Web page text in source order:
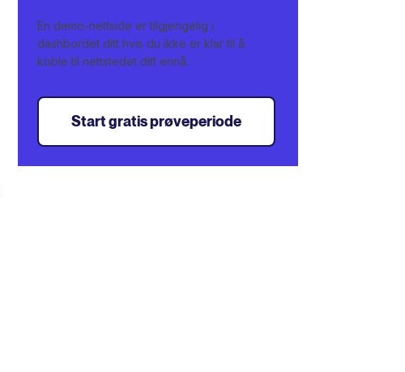
En demo-nettside er tilgjengelig i
dashbordet ditt hvis du ikke er klar til å
koble til nettstedet ditt ennå.
Start gratis prøveperiode